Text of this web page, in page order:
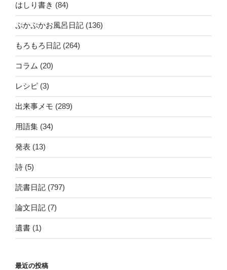
はしり書き (84)
ぷかぷかお風呂日記 (136)
もろもろ日記 (264)
コラム (20)
レシピ (3)
出来事メモ (289)
用語集 (34)
発表 (13)
詩 (5)
読書日記 (797)
論文日記 (7)
遺書 (1)
最近の投稿